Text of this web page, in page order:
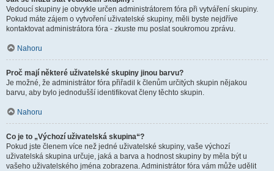
Vedoucí skupiny je obvykle určen administrátorem fóra při vytváření skupiny.
Pokud máte zájem o vytvoření uživatelské skupiny, měli byste nejdříve
kontaktovat administrátora fóra - zkuste mu poslat soukromou zprávu.
Nahoru
Proč mají některé uživatelské skupiny jinou barvu?
Je možné, že administrátor fóra přiřadil k členům určitých skupin nějakou
barvu, aby bylo jednodušší identifikovat členy těchto skupin.
Nahoru
Co je to „Výchozí uživatelská skupina“?
Pokud jste členem více než jedné uživatelské skupiny, vaše výchozí
uživatelská skupina určuje, jaká a barva a hodnost skupiny by měla být u
vašeho uživatelského jména zobrazena. Administrátor fóra vám může udělit